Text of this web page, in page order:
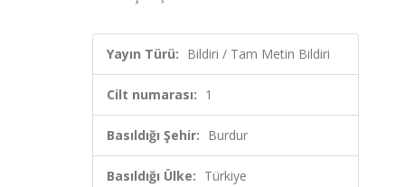
Yayın Türü: Bildiri / Tam Metin Bildiri
Cilt numarası: 1
Basıldığı Şehir: Burdur
Basıldığı Ülke: Türkiye